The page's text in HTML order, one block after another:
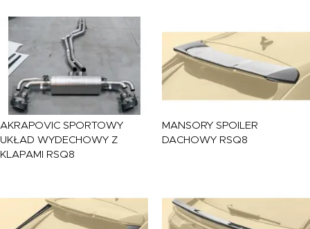
AKRAPOVIC SPORTOWY
UKŁAD WYDECHOWY Z
KLAPAMI RSQ8
MANSORY SPOILER
DACHOWY RSQ8